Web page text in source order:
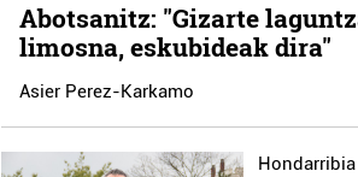
Abotsanitz: "Gizarte
limosna, eskubideak dira"
Asier Perez-Karkamo
Hondarribia